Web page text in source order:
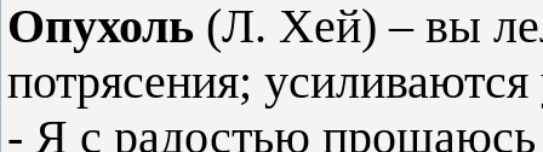
Опухоль (Л. Хей) – вы
потрясения;
- Я с радостью